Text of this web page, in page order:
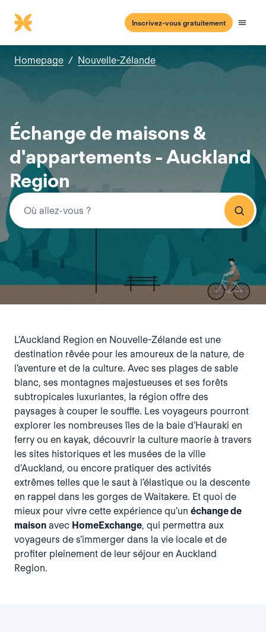
Inscrivez-vous gratuitement
Homepage / Nouvelle-Zélande
Échange de maisons &
d'appartements - Auckland
Region
L'Auckland Region en Nouvelle-Zélande est une
destination rêvée pour les amoureux de la nature, de
l'aventure et de la culture. Avec ses plages de sable
blanc, ses montagnes majestueuses et ses forêts
subtropicales luxuriantes, la région offre des
paysages à couper le souffle. Les voyageurs pourront
explorer les nombreuses îles de la baie d'Hauraki en
ferry ou en kayak, découvrir la culture maorie à travers
les sites historiques et les musées de la ville
d'Auckland, ou encore pratiquer des activités
extrêmes telles que le saut à l'élastique ou la descente
en rappel dans les gorges de Waitakere. Et quoi de
mieux pour vivre cette expérience qu'un échange de
maison avec HomeExchange, qui permettra aux
voyageurs de s'immerger dans la vie locale et de
profiter pleinement de leur séjour en Auckland
Region.